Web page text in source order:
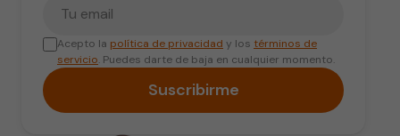
Acepto la política de privacidad y los términos de
servicio. Puedes darte de baja en cualquier momento.
Suscribirme